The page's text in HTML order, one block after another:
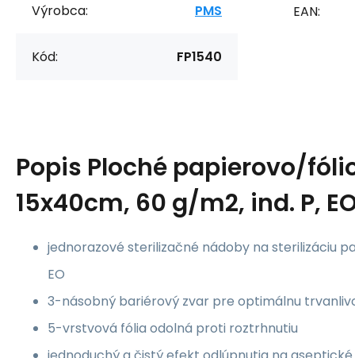
Výrobca: PMS
Kód: FP1540
EAN:
Popis Ploché papierovo/
15x40cm, 60 g/m2, ind. P,
jednorazové sterilizačné nádoby na sterilizáciu
EO
3-násobný bariérový zvar pre optimálnu
5-vrstvová fólia odolná proti roztrhnutiu